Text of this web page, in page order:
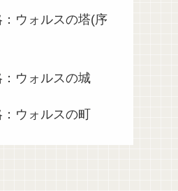
ウォルスの塔(序
ウォルスの城
ウォルスの町